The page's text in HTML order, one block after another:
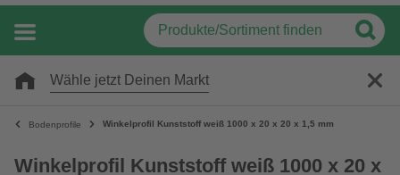
Wähle jetzt Deinen Markt
Bodenprofile Winkelprofil Kunststoff weiß 1000 x 20 x 20 x 1,5 mm
Winkelprofil Kunststoff weiß 1000 x 20 x